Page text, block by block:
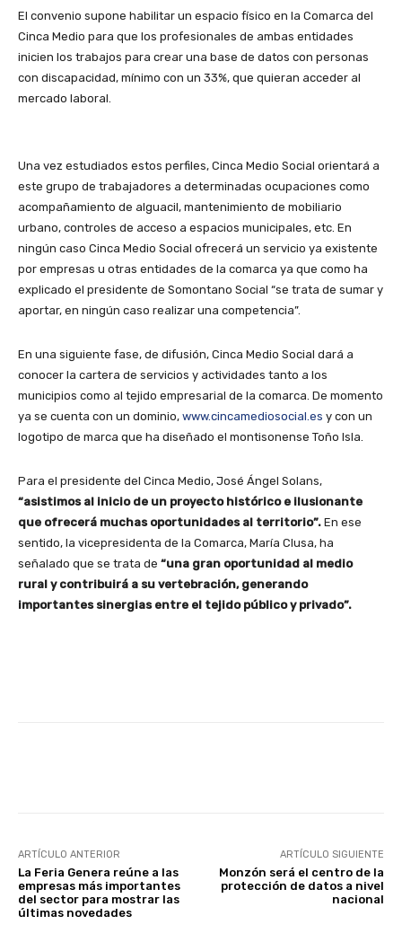
El convenio supone habilitar un espacio físico en la Comarca del
Cinca Medio para que los profesionales de ambas entidades
inicien los trabajos para crear una base de datos con personas
con discapacidad, mínimo con un 33%, que quieran acceder al
mercado laboral.
Una vez estudiados estos perfiles, Cinca Medio Social orientará a
este grupo de trabajadores a determinadas ocupaciones como
acompañamiento de alguacil, mantenimiento de mobiliario
urbano, controles de acceso a espacios municipales, etc. En
ningún caso Cinca Medio Social ofrecerá un servicio ya existente
por empresas u otras entidades de la comarca ya que como ha
explicado el presidente de Somontano Social “se trata de sumar y
aportar, en ningún caso realizar una competencia”.
En una siguiente fase, de difusión, Cinca Medio Social dará a
conocer la cartera de servicios y actividades tanto a los
municipios como al tejido empresarial de la comarca. De momento
ya se cuenta con un dominio, www.cincamediosocial.es y con un
logotipo de marca que ha diseñado el montisonense Toño Isla.
Para el presidente del Cinca Medio, José Ángel Solans,
“asistimos al inicio de un proyecto histórico e ilusionante
que ofrecerá muchas oportunidades al territorio”. En ese
sentido, la vicepresidenta de la Comarca, María Clusa, ha
señalado que se trata de “una gran oportunidad al medio
rural y contribuirá a su vertebración, generando
importantes sinergias entre el tejido público y privado”.
ARTÍCULO ANTERIOR
La Feria Genera reúne a las
empresas más importantes
del sector para mostrar las
últimas novedades
ARTÍCULO SIGUIENTE
Monzón será el centro de la
protección de datos a nivel
nacional